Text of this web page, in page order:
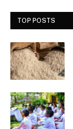
TOP POSTS